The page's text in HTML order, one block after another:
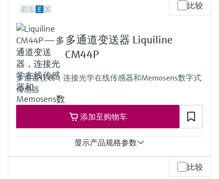
1...8路Memosens数字量输入
2路0/4..20mA输入（可选）
2...4路数字量输入（可选）
输出
2...8路0/4...20 mA电流输出
报警继电器
4路继电器
ProfibusDP
Modbus RS485
Modbus TCP
以太网
IP20：变送器
IP66：可选显示单元
F L E X 比较
多通道变送器 Liquiline
CM44P
多通道仪表，连接光学在线传感器和Memosens数字式
传感器
添加至购物车
显示产品规格参数
比较